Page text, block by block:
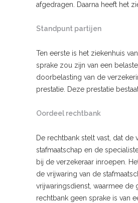
afgedragen. Daarna heeft het
Standpunt partijen
Ten eerste is het ziekenhuis
sprake zou zijn van een
doorbelasting van de
prestatie. Deze prestatie
Oordeel rechtbank
De rechtbank stelt vast, dat
stafmaatschap en de
bij de verzekeraar inroepen.
de vrijwaring van de
vrijwaringsdienst, waarmee
rechtbank geen sprake is van